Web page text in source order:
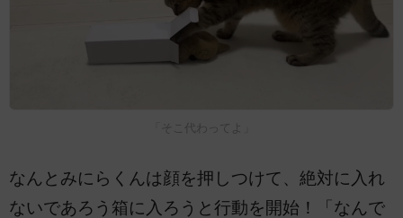
「そこ代わってよ」
なんとみにらくんは顔を押しつけて、絶対に入れ
ないであろう箱に入ろうと行動を開始！「なんで